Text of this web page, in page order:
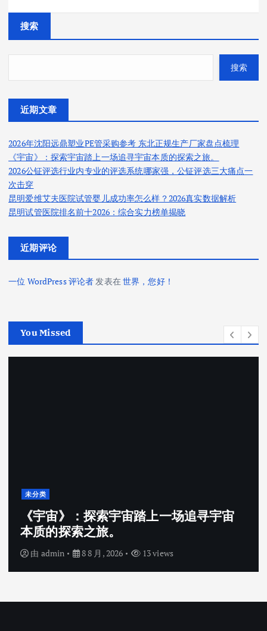
搜索
搜索
近期文章
2026年沈阳远鼎塑业PE管采购参考 东北正规生产厂家盘点梳理
《宇宙》：探索宇宙踏上一场追寻宇宙本质的探索之旅。
2026公钲评选行业内专业的评选系统哪家强，公钲评选三大痛点一
次击穿
昆明爱维艾夫医院试管婴儿成功率怎么样？2026真实数据解析
昆明试管医院排名前十2026：综合实力榜单揭晓
近期评论
一位 WordPress 评论者 发表在世界，您好！
You Missed
未分类
《宇宙》：探索宇宙踏上一场追寻宇宙
本质的探索之旅。
由 admin 8 8 月, 2026 13 views